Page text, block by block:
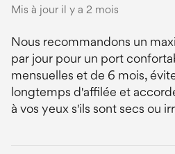
Mis à jour il y a 2 mois
Nous recommandons un
par jour pour un port
mensuelles et de 6 mois,
longtemps d'affilée et
à vos yeux s'ils sont secs ou